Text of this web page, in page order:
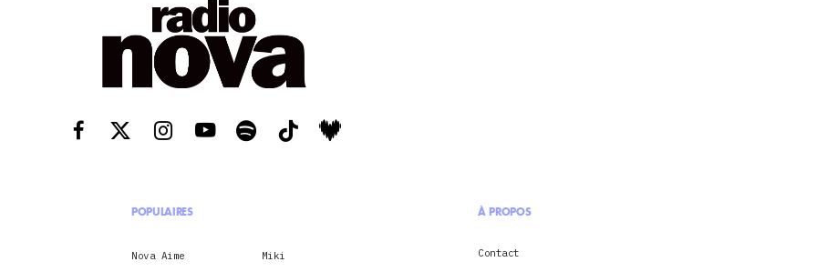
POPULAIRES
Nova Aime Miki
À PROPOS
Contact